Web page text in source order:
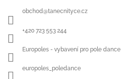
obchod@tanecnityce.cz
+420 723 553 244
Europoles - vybavení pro pole dance
europoles_poledance